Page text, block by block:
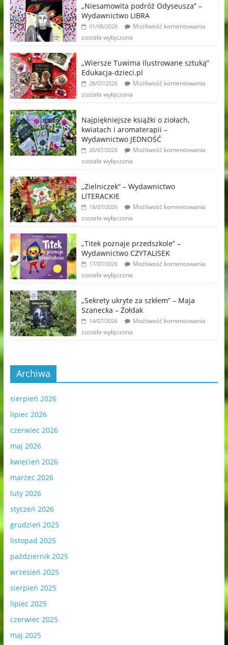
„Niesamowita podróż Odyseusza” –
Wydawnictwo LIBRA
01/08/2026
Możliwość komentowania
została wyłączona
„Wiersze Tuwima ilustrowane sztuką”
Edukacja-dzieci.pl
28/07/2026
Możliwość komentowania
została wyłączona
Najpiękniejsze książki o ziołach,
kwiatach i aromaterapii –
Wydawnictwo JEDNOŚĆ
20/07/2026
Możliwość komentowania
została wyłączona
„Zielniczek” – Wydawnictwo
LITERACKIE
18/07/2026
Możliwość komentowania
została wyłączona
„Titek poznaje przedszkole” –
Wydawnictwo CZYTALISEK
17/07/2026
Możliwość komentowania
została wyłączona
„Sekrety ukryte za szkłem” – Maja
Szanecka – Żołdak
14/07/2026
Możliwość komentowania
została wyłączona
Archiwa
sierpień 2026
lipiec 2026
czerwiec 2026
maj 2026
kwiecień 2026
marzec 2026
luty 2026
styczeń 2026
grudzień 2025
listopad 2025
październik 2025
wrzesień 2025
sierpień 2025
lipiec 2025
czerwiec 2025
maj 2025